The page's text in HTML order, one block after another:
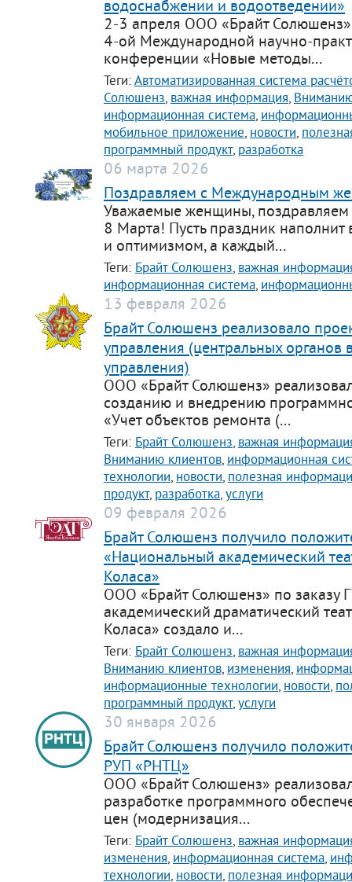
водоснабжении и водоотведении»
2-3 апреля ООО «Брайт Солюшенз»
4-ой Международной научно-
конференции «Новые методы...
Теги:Автоматизированная система
Солюшенз, важная информация,
информационная система,
мобильное приложение, новости,
программный продукт, разработка
06 марта 2026
Поздравляем с Международным
Уважаемые женщины,
8 Марта! Пусть праздник наполнит
и оптимизмом, а каждый...
Теги: Брайт Солюшенз, важная
информационная система,
13 февраля 2026
Брайт Солюшенз реализовало
управления (центральных органов
управления)
ООО «Брайт Солюшенз»
созданию и внедрению
«Учет объектов ремонта (...
Теги: Брайт Солюшенз, важная
Вниманию клиентов, информационная
технологии, новости, полезная
продукт, разработка,услуги
09 февраля 2026
Брайт Солюшенз получило
«Национальный академический
Коласа»
ООО «Брайт Солюшенз» по заказу
академический драматический
Коласа» создало и...
Теги: Брайт Солюшенз, важная
Вниманию клиентов, изменения,
информационные технологии, новости,
программный продукт,услуги
30 января 2026
Брайт Солюшенз получило
РУП «РНТЦ»
ООО «Брайт Солюшенз»
разработке программного
цен (модернизация...
Теги: Брайт Солюшенз, важная
изменения, информационная система,
технологии, новости, полезная